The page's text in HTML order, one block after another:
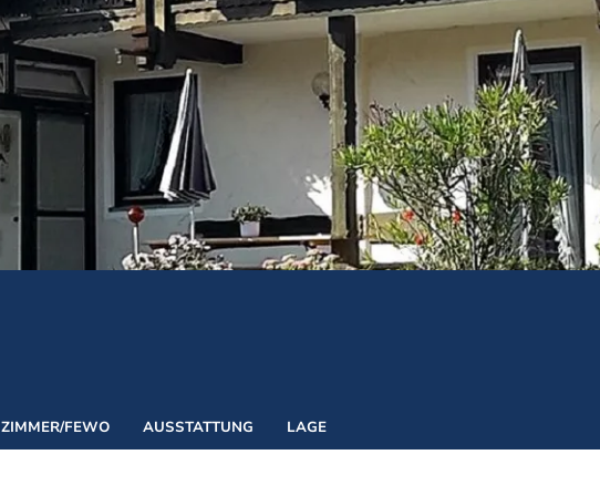
Naturkraft Experience 2026
Biathlon Weltcup
ZIMMER/FEWO AUSSTATTUNG LAGE